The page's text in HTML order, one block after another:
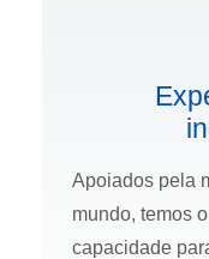
Apoiados pela
mundo, temos
capacidade